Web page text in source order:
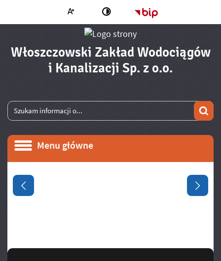
Większa czcionkaZmień kontrast Strona główna
Włoszczowski Zakład Wodociągów
i Kanalizacji Sp. z o.o. -
Wyszukiwarka
Wyszukiwana fraza
Menu główne
Menu główne
Informacje
Poprzedni slajd